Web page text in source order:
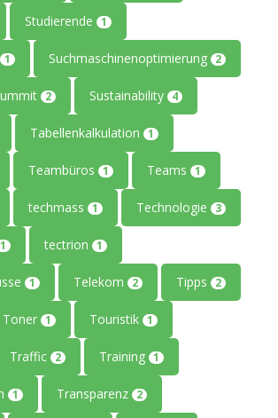
Studierende 1
1 Suchmaschinenoptimierung 2
2 Sustainability 4
Tabellenkalkulation 1
Teambüros 1 Teams 1
techmass 1 Technologie 3
1 tectrion 1
1 Telekom 2 Tipps 2
Toner 1 Touristik 1
Traffic 2 Training 1
1 Transparenz 2